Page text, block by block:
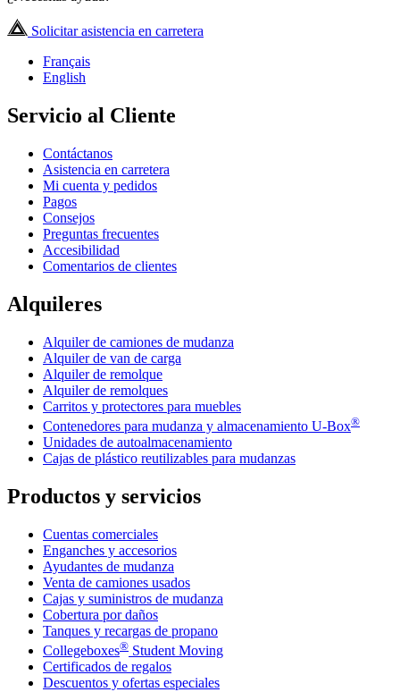
Solicitar asistencia en carretera
Français
English
Servicio al Cliente
Contáctanos
Asistencia en carretera
Mi cuenta y pedidos
Pagos
Consejos
Preguntas frecuentes
Accesibilidad
Comentarios de clientes
Alquileres
Alquiler de camiones de mudanza
Alquiler de van de carga
Alquiler de remolque
Alquiler de remolques
Carritos y protectores para muebles
Contenedores para mudanza y almacenamiento U-Box®
Unidades de autoalmacenamiento
Cajas de plástico reutilizables para mudanzas
Productos y servicios
Cuentas comerciales
Enganches y accesorios
Ayudantes de mudanza
Venta de camiones usados
Cajas y suministros de mudanza
Cobertura por daños
Tanques y recargas de propano
Collegeboxes® Student Moving
Certificados de regalos
Descuentos y ofertas especiales